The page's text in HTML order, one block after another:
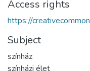
Access rights
https://
Subject
színház
színházi élet